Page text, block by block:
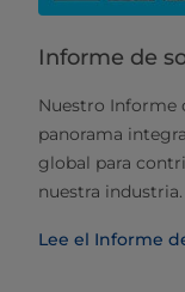
Informe de
Nuestro Informe
panorama
global para
nuestra industria.
Lee el Informe